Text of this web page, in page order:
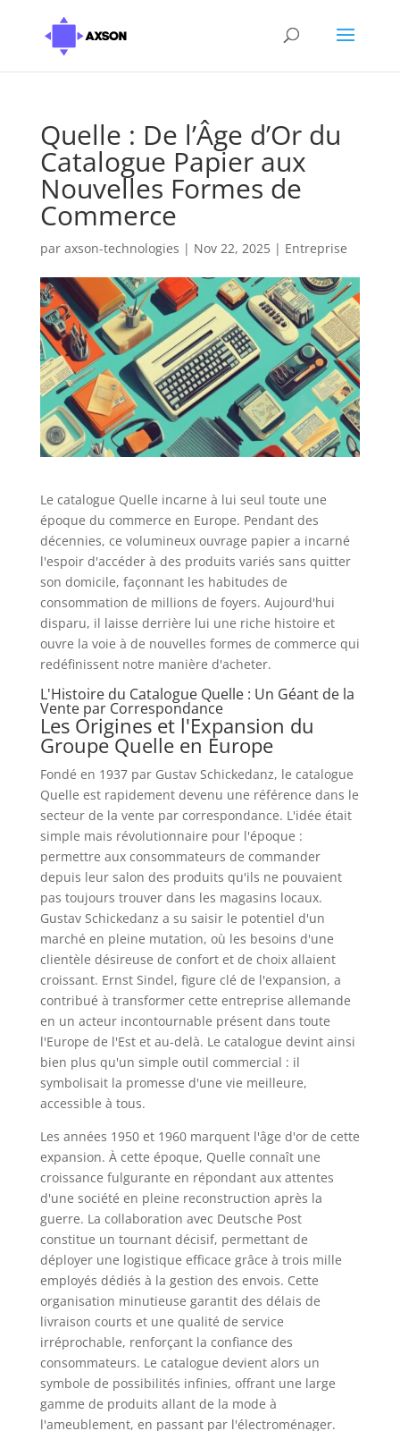
Quelle : De l’Âge d’Or du
Catalogue Papier aux
Nouvelles Formes de
Commerce
par axson-technologies | Nov 22, 2025| Entreprise
Le catalogue Quelle incarne à lui seul toute une
époque du commerce en Europe. Pendant des
décennies, ce volumineux ouvrage papier a incarné
l'espoir d'accéder à des produits variés sans quitter
son domicile, façonnant les habitudes de
consommation de millions de foyers. Aujourd'hui
disparu, il laisse derrière lui une riche histoire et
ouvre la voie à de nouvelles formes de commerce qui
redéfinissent notre manière d'acheter.
L'Histoire du Catalogue Quelle : Un Géant de la
Vente par Correspondance
Les Origines et l'Expansion du
Groupe Quelle en Europe
Fondé en 1937 par Gustav Schickedanz, le catalogue
Quelle est rapidement devenu une référence dans le
secteur de la vente par correspondance. L'idée était
simple mais révolutionnaire pour l'époque :
permettre aux consommateurs de commander
depuis leur salon des produits qu'ils ne pouvaient
pas toujours trouver dans les magasins locaux.
Gustav Schickedanz a su saisir le potentiel d'un
marché en pleine mutation, où les besoins d'une
clientèle désireuse de confort et de choix allaient
croissant. Ernst Sindel, figure clé de l'expansion, a
contribué à transformer cette entreprise allemande
en un acteur incontournable présent dans toute
l'Europe de l'Est et au-delà. Le catalogue devint ainsi
bien plus qu'un simple outil commercial : il
symbolisait la promesse d'une vie meilleure,
accessible à tous.
Les années 1950 et 1960 marquent l'âge d'or de cette
expansion. À cette époque, Quelle connaît une
croissance fulgurante en répondant aux attentes
d'une société en pleine reconstruction après la
guerre. La collaboration avec Deutsche Post
constitue un tournant décisif, permettant de
déployer une logistique efficace grâce à trois mille
employés dédiés à la gestion des envois. Cette
organisation minutieuse garantit des délais de
livraison courts et une qualité de service
irréprochable, renforçant la confiance des
consommateurs. Le catalogue devient alors un
symbole de possibilités infinies, offrant une large
gamme de produits allant de la mode à
l'ameublement, en passant par l'électroménager.